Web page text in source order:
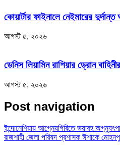
কোয়ার্টার ফাইনালে নেইমারের
আগস্ট ৫, ২০২৬
ডেনিস লিয়ামিন রাশিয়ার ড্রোন
আগস্ট ৫, ২০২৬
Post navigation
ইন্দোনেশিয়ায় আগ্নেয়গিরিতে ভয়াবহ
রাজশাহী জেলা পরিষদ প্রশাসক ঈশাকে